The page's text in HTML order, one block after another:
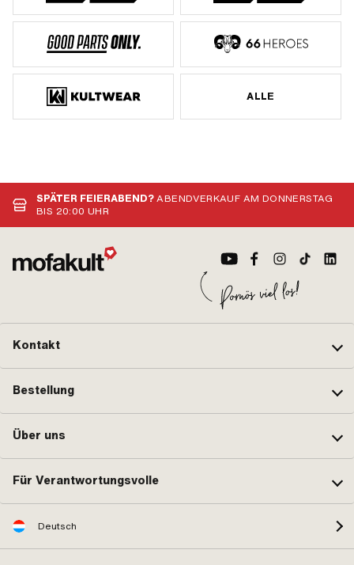
ALLE
SPÄTER FEIERABEND?ABENDVERKAUF AM DONNERSTAG
BIS 20:00 UHR
Kontakt
Bestellung
Über uns
Für Verantwortungsvolle
Deutsch